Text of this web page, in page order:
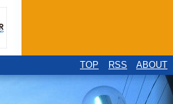
TOP RSS ABOUT